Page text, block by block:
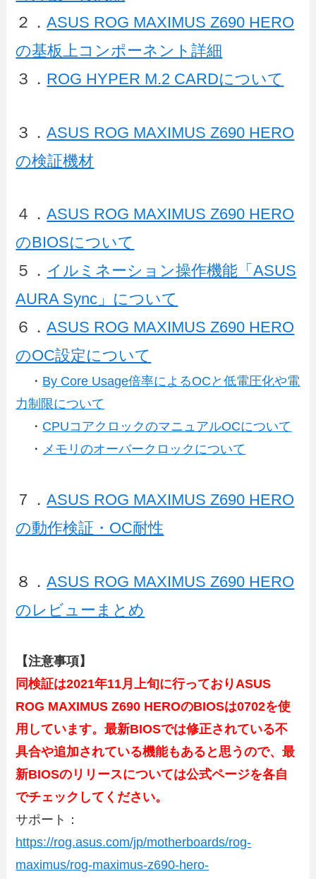
２．ASUS ROG MAXIMUS Z690 HERO
の基板上コンポーネント詳細
３． ROG HYPER M.2 CARDについて
３．ASUS ROG MAXIMUS Z690 HERO
の検証機材
４．ASUS ROG MAXIMUS Z690 HERO
のBIOSについて
５． イルミネーション操作機能「ASUS
AURA Sync」について
６．ASUS ROG MAXIMUS Z690 HERO
のOC設定について
・ By Core Usage倍率によるOCと低電圧化や電
力制限について
・ CPUコアクロックのマニュアルOCについて
・ メモリのオーバークロックについて
７．ASUS ROG MAXIMUS Z690 HERO
の動作検証・OC耐性
８．ASUS ROG MAXIMUS Z690 HERO
のレビューまとめ
【注意事項】
同検証は2021年11月上旬に行っておりASUS
ROG MAXIMUS Z690 HEROのBIOSは0702を使
用しています。最新BIOSでは修正されている不
具合や追加されている機能もあると思うので、最
新BIOSのリリースについては公式ページを各自
でチェックしてください。
サポート：
https://rog.asus.com/jp/motherboards/rog-
maximus/rog-maximus-z690-hero-